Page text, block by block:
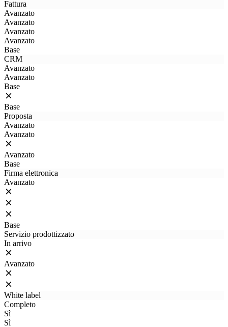
Fattura
Avanzato
Avanzato
Avanzato
Avanzato
Base
CRM
Avanzato
Avanzato
Base
Base
Proposta
Avanzato
Avanzato
Avanzato
Base
Firma elettronica
Avanzato
Base
Servizio prodottizzato
In arrivo
Avanzato
White label
Completo
Sì
Sì